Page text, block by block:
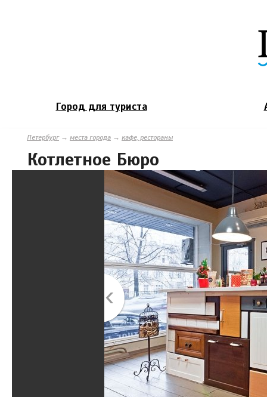
Город для туриста
Петербург→ места города → кафе, рестораны
Котлетное Бюро